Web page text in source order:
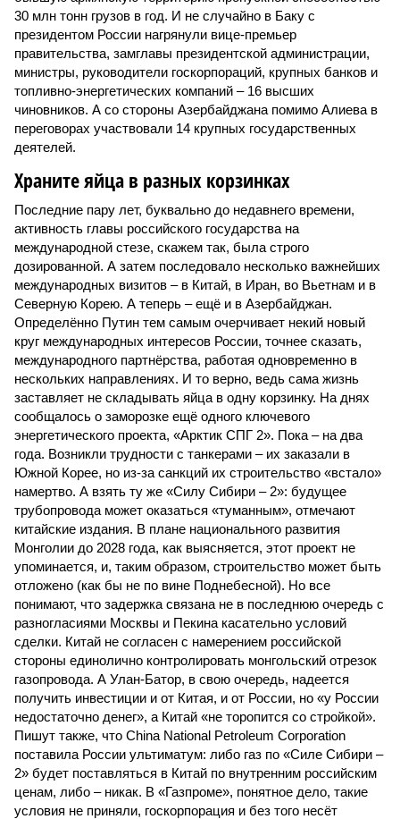
30 млн тонн грузов в год. И не случайно в Баку с
президентом России нагрянули вице-премьер
правительства, замглавы президентской администрации,
министры, руководители госкорпораций, крупных банков и
топливно-энергетических компаний – 16 высших
чиновников. А со стороны Азербайджана помимо Алиева в
переговорах участвовали 14 крупных государственных
деятелей.
Храните яйца в разных корзинках
Последние пару лет, буквально до недавнего времени,
активность главы российского государства на
международной стезе, скажем так, была строго
дозированной. А затем последовало несколько важнейших
международных визитов – в Китай, в Иран, во Вьетнам и в
Северную Корею. А теперь – ещё и в Азербайджан.
Определённо Путин тем самым очерчивает некий новый
круг международных интересов России, точнее сказать,
международного партнёрства, работая одновременно в
нескольких направлениях. И то верно, ведь сама жизнь
заставляет не складывать яйца в одну корзинку. На днях
сообщалось о заморозке ещё одного ключевого
энергетического проекта, «Арктик СПГ 2». Пока – на два
года. Возникли трудности с танкерами – их заказали в
Южной Корее, но из-за санкций их строительство «встало»
намертво. А взять ту же «Силу Сибири – 2»: будущее
трубопровода может оказаться «туманным», отмечают
китайские издания. В плане национального развития
Монголии до 2028 года, как выясняется, этот проект не
упоминается, и, таким образом, строительство может быть
отложено (как бы не по вине Поднебесной). Но все
понимают, что задержка связана не в последнюю очередь с
разногласиями Москвы и Пекина касательно условий
сделки. Китай не согласен с намерением российской
стороны единолично контролировать монгольский отрезок
газопровода. А Улан-Батор, в свою очередь, надеется
получить инвестиции и от Китая, и от России, но «у России
недостаточно денег», а Китай «не торопится со стройкой».
Пишут также, что China National Petroleum Corporation
поставила России ультиматум: либо газ по «Силе Сибири –
2» будет поставляться в Китай по внутренним российским
ценам, либо – никак. В «Газпроме», понятное дело, такие
условия не приняли, госкорпорация и без того несёт